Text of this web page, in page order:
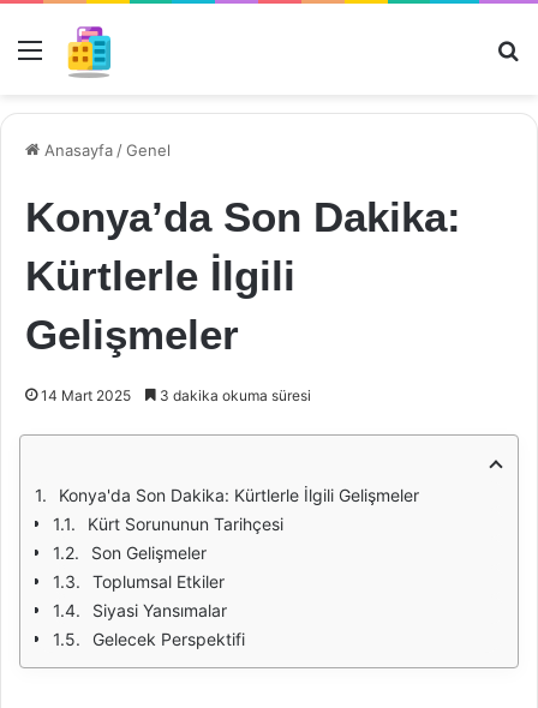
Menü
Anasayfa /Genel
Konya’da Son Dakika:
Kürtlerle İlgili
Gelişmeler
14 Mart 2025 3 dakika okuma süresi
Konya'da Son Dakika: Kürtlerle İlgili Gelişmeler
Kürt Sorununun Tarihçesi
Son Gelişmeler
Toplumsal Etkiler
Siyasi Yansımalar
Gelecek Perspektifi